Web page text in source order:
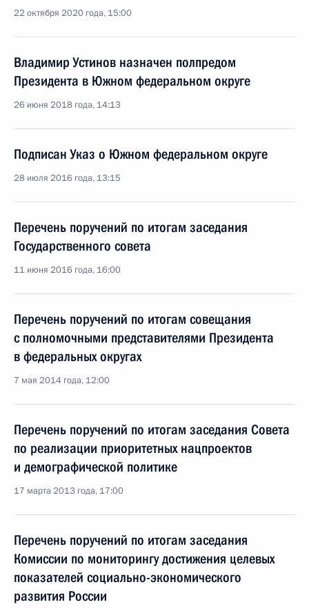
22 октября 2020 года, 15:00
Владимир Устинов назначен полпредом
Президента в Южном федеральном округе
26 июня 2018 года, 14:13
Подписан Указ о Южном федеральном округе
28 июля 2016 года, 13:15
Перечень поручений по итогам заседания
Государственного совета
11 июня 2016 года, 16:00
Перечень поручений по итогам совещания
с полномочными представителями Президента
в федеральных округах
7 мая 2014 года, 12:00
Перечень поручений по итогам заседания Совета
по реализации приоритетных нацпроектов
и демографической политике
17 марта 2013 года, 17:00
Перечень поручений по итогам заседания
Комиссии по мониторингу достижения целевых
показателей социально-экономического
развития России